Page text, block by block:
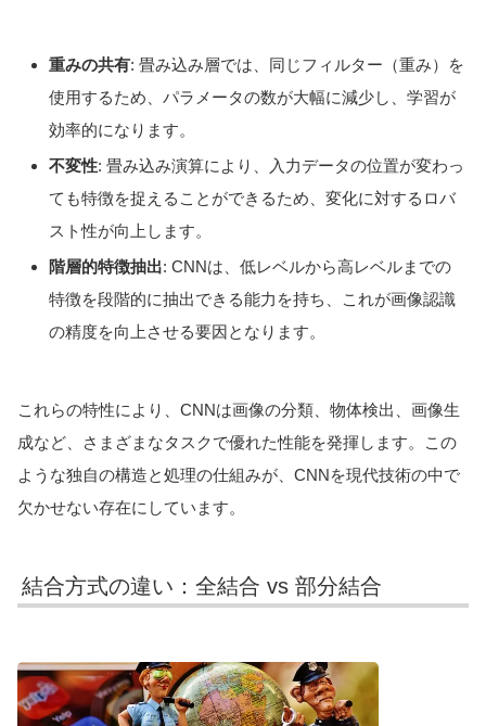
重みの共有: 畳み込み層では、同じフィルター（重み）を
使用するため、パラメータの数が大幅に減少し、学習が
効率的になります。
不変性: 畳み込み演算により、入力データの位置が変わっ
ても特徴を捉えることができるため、変化に対するロバ
スト性が向上します。
階層的特徴抽出: CNNは、低レベルから高レベルまでの
特徴を段階的に抽出できる能力を持ち、これが画像認識
の精度を向上させる要因となります。
これらの特性により、CNNは画像の分類、物体検出、画像生
成など、さまざまなタスクで優れた性能を発揮します。この
ような独自の構造と処理の仕組みが、CNNを現代技術の中で
欠かせない存在にしています。
結合方式の違い：全結合 vs 部分結合